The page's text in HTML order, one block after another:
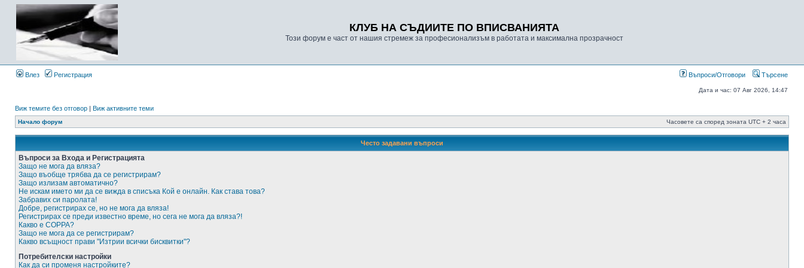
КЛУБ НА СЪДИИТЕ ПО ВПИСВАНИЯТА
Този форум е част от нашия стремеж за професионализъм в работата и максимална прозрачност
Влез Регистрация Въпроси/Отговори Търсене
Дата и час: 07 Авг 2026, 14:47
Виж темите без отговор | Виж активните теми
Начало форум Часовете са според зоната UTC + 2 часа
Често задавани въпроси
Въпроси за Входа и Регистрацията
Защо не мога да вляза?
Защо въобще трябва да се регистрирам?
Защо излизам автоматично?
Не искам името ми да се вижда в списъка Кой е онлайн. Как става това?
Забравих си паролата!
Добре, регистрирах се, но не мога да вляза!
Регистрирах се преди известно време, но сега не мога да вляза?!
Какво е COPPA?
Защо не мога да се регистрирам?
Какво всъщност прави "Изтрии всички бисквитки"?
Потребителски настройки
Как да си променя настройките?